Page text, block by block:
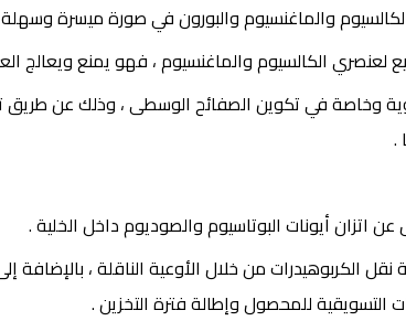
والماغنسيوم والبورون في صورة ميسرة
الكالسيوم والماغنسيوم ، فهو يمنع ويعالج
وخاصة في تكوين الصفائح الوسطى ، وذلك عن طريق
.
اتزان أيونات البوتاسيوم والصوديوم داخل الخلية .
الكربوهيدرات من خلال الأوعية الناقلة ، بالإضافة
التسويقية للمحصول وإطالة فترة التخزين .